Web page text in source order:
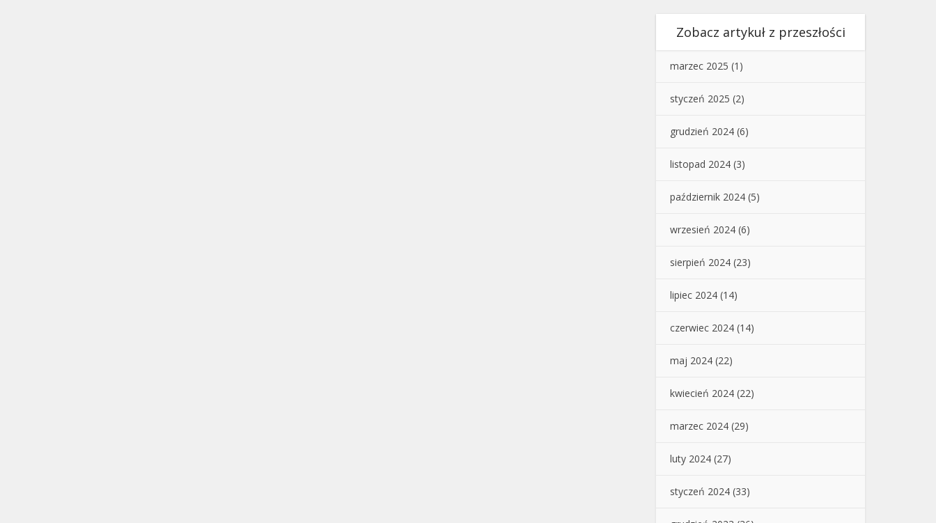
Zobacz artykuł z przeszłości
marzec 2025 (1)
styczeń 2025 (2)
grudzień 2024 (6)
listopad 2024 (3)
październik 2024 (5)
wrzesień 2024 (6)
sierpień 2024 (23)
lipiec 2024 (14)
czerwiec 2024 (14)
maj 2024 (22)
kwiecień 2024 (22)
marzec 2024 (29)
luty 2024 (27)
styczeń 2024 (33)